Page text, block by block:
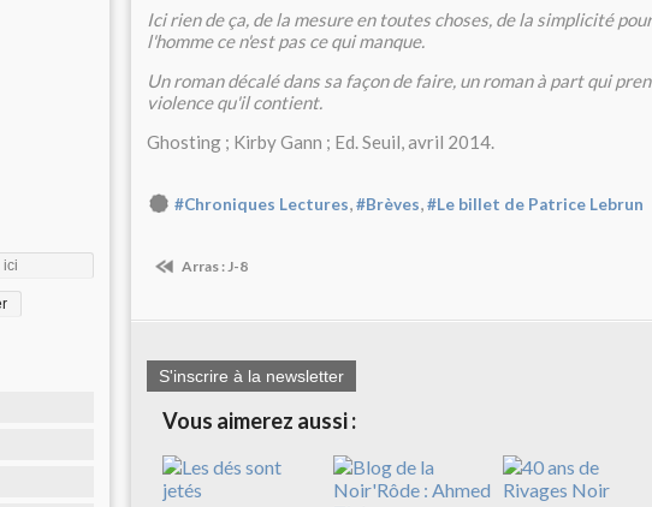
Ici rien de ça, de la mesure en toutes choses, de la simplicité
l'homme ce n'est pas ce qui manque.
Un roman décalé dans sa façon de faire, un roman à part qui
violence qu'il contient.
Ghosting ; Kirby Gann ; Ed. Seuil, avril 2014.
#Chroniques Lectures,#Brèves,#Le billet de Patrice Lebrun
Arras : J-8
S'inscrire à la newsletter
Vous aimerez aussi :